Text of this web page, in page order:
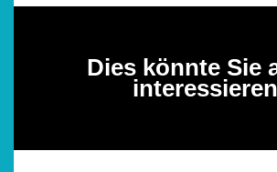
Dies könnte Sie
interessieren